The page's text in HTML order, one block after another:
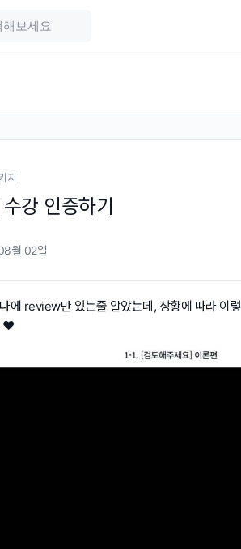
지
강 인증하기
월 02일
에 review만 있는줄 알았는데, 상황에 따라 이
❤️